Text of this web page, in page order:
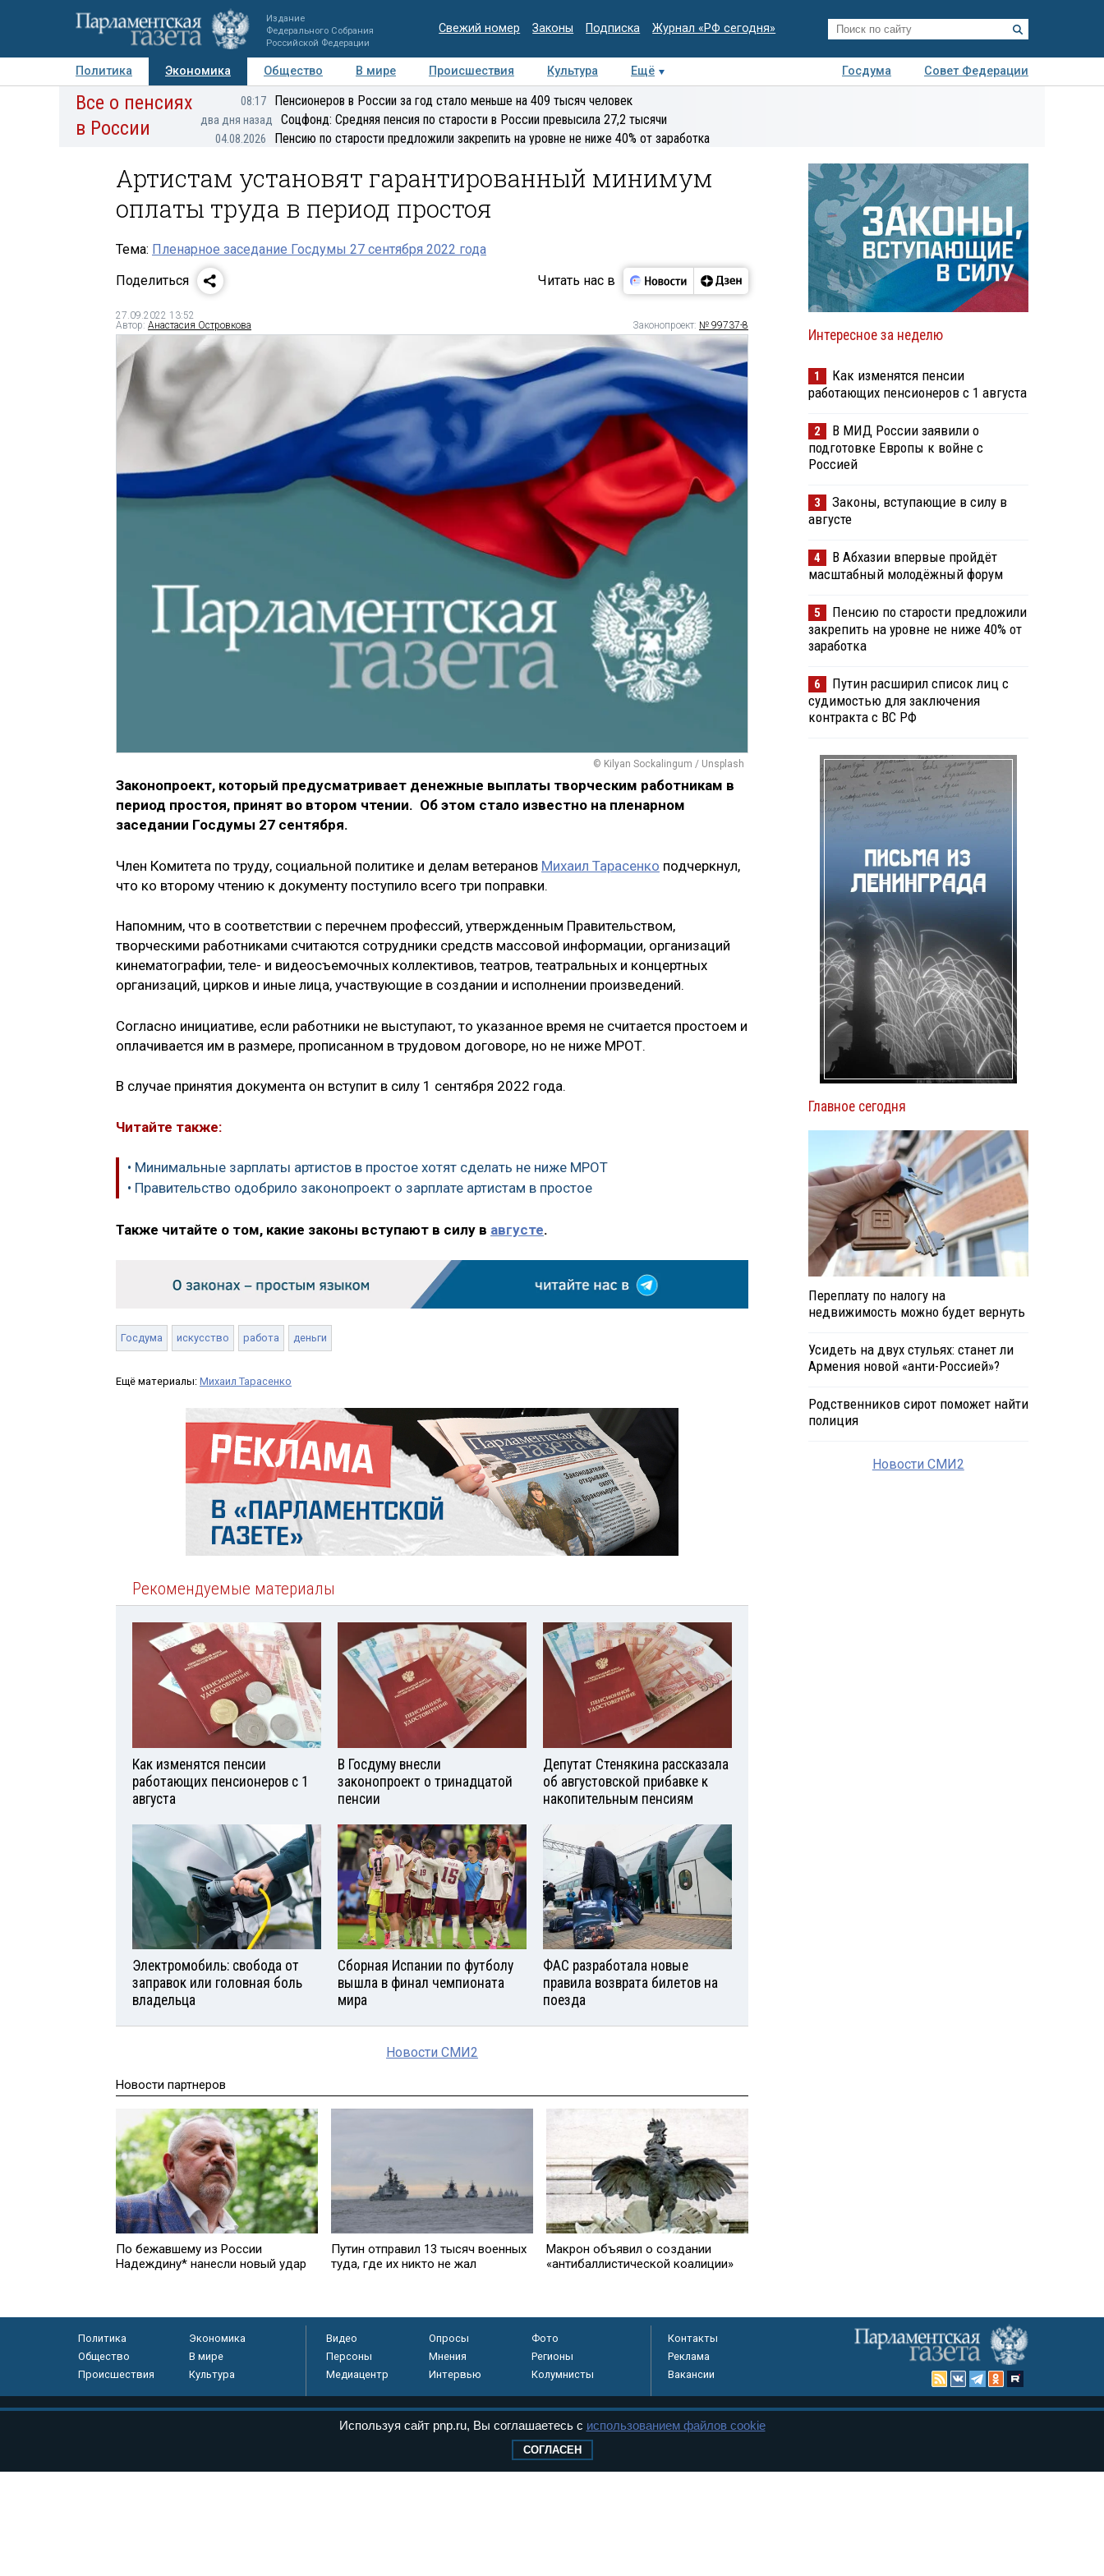
Издание
Федерального Собрания
Российской Федерации
Свежий номер Законы Подписка Журнал «РФ сегодня»
Политика Экономика Общество В мире Происшествия Культура Ещё Госдума
Совет Федерации
Авторы Персоны Мнения Регионы Медиацентр Интервью Колумнисты
Все о пенсиях
в России
08:17 Пенсионеров в России за год стало меньше на 409 тысяч человек
два дня назад Соцфонд: Средняя пенсия по старости в России превысила 27,2 тысячи
04.08.2026 Пенсию по старости предложили закрепить на уровне не ниже 40% от заработка
Артистам установят гарантированный минимум
оплаты труда в период простоя
Тема: Пленарное заседание Госдумы 27 сентября 2022 года
Поделиться
Читать нас в
27.09.2022 13:52
Автор: Анастасия Островкова Законопроект: № 99737-8
© Kilyan Sockalingum / Unsplash
Законопроект, который предусматривает денежные выплаты творческим работникам в
период простоя, принят во втором чтении. Об этом стало известно на пленарном
заседании Госдумы 27 сентября.
Член Комитета по труду, социальной политике и делам ветеранов Михаил Тарасенко подчеркнул,
что ко второму чтению к документу поступило всего три поправки.
Напомним, что в соответствии с перечнем профессий, утвержденным Правительством,
творческими работниками считаются сотрудники средств массовой информации, организаций
кинематографии, теле- и видеосъемочных коллективов, театров, театральных и концертных
организаций, цирков и иные лица, участвующие в создании и исполнении произведений.
Согласно инициативе, если работники не выступают, то указанное время не считается простоем и
оплачивается им в размере, прописанном в трудовом договоре, но не ниже МРОТ.
В случае принятия документа он вступит в силу 1 сентября 2022 года.
Читайте также:
• Минимальные зарплаты артистов в простое хотят сделать не ниже МРОТ
• Правительство одобрило законопроект о зарплате артистам в простое
Также читайте о том, какие законы вступают в силу в августе.
Госдума искусство работа деньги
Ещё материалы: Михаил Тарасенко
Рекомендуемые материалы
Как изменятся пенсии
работающих пенсионеров с 1
августа
В Госдуму внесли
законопроект о тринадцатой
пенсии
Депутат Стенякина рассказала
об августовской прибавке к
накопительным пенсиям
Электромобиль: свобода от
заправок или головная боль
владельца
Сборная Испании по футболу
вышла в финал чемпионата
мира
ФАС разработала новые
правила возврата билетов на
поезда
Новости СМИ2
Новости партнеров
По бежавшему из России
Надеждину* нанесли новый удар
Путин отправил 13 тысяч военных
туда, где их никто не жал
Макрон объявил о создании
«антибаллистической коалиции»
Интересное за неделю
1
Как изменятся пенсии
работающих пенсионеров с 1 августа
2
В МИД России заявили о
подготовке Европы к войне с
Россией
3
Законы, вступающие в силу в
августе
4
В Абхазии впервые пройдёт
масштабный молодёжный форум
5
Пенсию по старости предложили
закрепить на уровне не ниже 40% от
заработка
6
Путин расширил список лиц с
судимостью для заключения
контракта с ВС РФ
Главное сегодня
Переплату по налогу на
недвижимость можно будет вернуть
Усидеть на двух стульях: станет ли
Армения новой «анти-Россией»?
Родственников сирот поможет найти
полиция
Новости СМИ2
Политика
Экономика
Общество
В мире
Происшествия
Культура
Видео Опросы
Фото
Персоны
Мнения
Регионы
Медиацентр
Интервью Колумнисты
Контакты
Реклама
Вакансии
Используя сайт pnp.ru, Вы соглашаетесь с использованием файлов cookie
СОГЛАСЕН